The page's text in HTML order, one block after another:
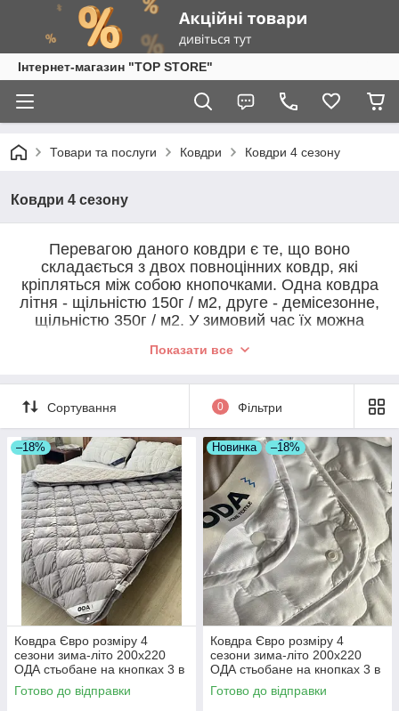
Інтернет-магазин "TOP STORE"
Товари та послуги Ковдри Ковдри 4 сезону
Ковдри 4 сезону
Перевагою даного ковдри є те, що воно
складається з двох повноцінних ковдр, які
кріпляться між собою кнопочками. Одна ковдра
літня - щільністю 150г / м2, друге - демісезонне,
щільністю 350г / м2. У зимовий час їх можна
якості утеплювача ковдри виступає
володіє прекрасними теплоізоляційними
властивостями, не викликає алергічних реакцій,
має прекрасні споживчі якості.
Показати все
Сортування 0 Фільтри
–18%
Ковдра Євро розміру 4
сезони зима-літо 200х220
ОДА стьобане на кнопках 3 в
1,
Готово до відправки
Новинка –18%
Ковдра Євро розміру 4
сезони зима-літо 200х220
ОДА стьобане на кнопках 3 в
1, Колір - білий
Готово до відправки